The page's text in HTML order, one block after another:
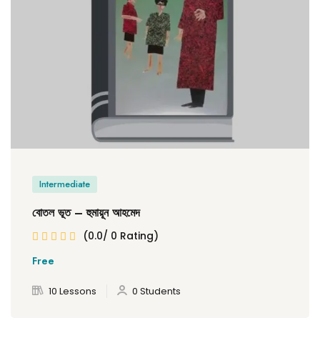
Intermediate
বোতল ভূত – হুমায়ূন আহমেদ
(0.0/ 0 Rating)
Free
10 Lessons 0 Students